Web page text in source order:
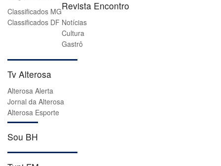
Classificados MG
Classificados DF
Revista Encontro
Notícias
Cultura
Gastrô
Tv Alterosa
Alterosa Alerta
Jornal da Alterosa
Alterosa Esporte
Sou BH